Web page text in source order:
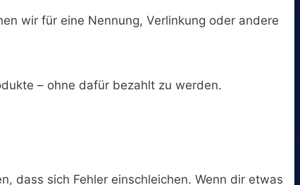
wir für eine Nennung, Verlinkung oder andere
– ohne dafür bezahlt zu werden.
dass sich Fehler einschleichen. Wenn dir etwas